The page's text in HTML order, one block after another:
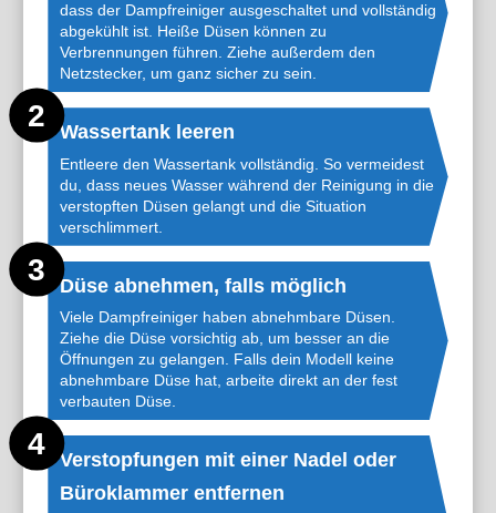
dass der Dampfreiniger ausgeschaltet und vollständig
abgekühlt ist. Heiße Düsen können zu
Verbrennungen führen. Ziehe außerdem den
Netzstecker, um ganz sicher zu sein.
Wassertank leeren
Entleere den Wassertank vollständig. So vermeidest
du, dass neues Wasser während der Reinigung in die
verstopften Düsen gelangt und die Situation
verschlimmert.
Düse abnehmen, falls möglich
Viele Dampfreiniger haben abnehmbare Düsen.
Ziehe die Düse vorsichtig ab, um besser an die
Öffnungen zu gelangen. Falls dein Modell keine
abnehmbare Düse hat, arbeite direkt an der fest
verbauten Düse.
Verstopfungen mit einer Nadel oder
Büroklammer entfernen